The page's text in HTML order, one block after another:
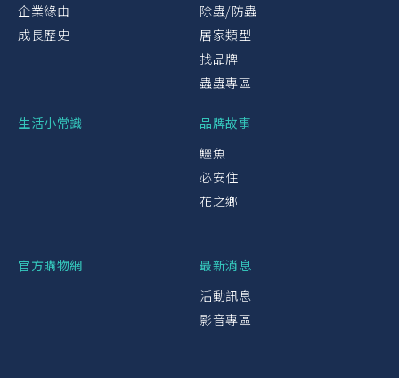
企業緣由
成長歷史
除蟲/防蟲
居家類型
找品牌
蟲蟲專區
生活小常識
品牌故事
鱷魚
必安住
花之鄉
官方購物網
最新消息
活動訊息
影音專區